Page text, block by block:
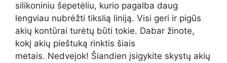
silikoniniu šepetėliu, kurio pagalba daug
lengviau nubrėžti tikslią liniją. Visi geri ir pigūs
akių kontūrai turėtų būti tokie. Dabar žinote,
kokį akių pieštuką rinktis šiais
metais. Nedvejok! Šiandien įsigykite skystų akių